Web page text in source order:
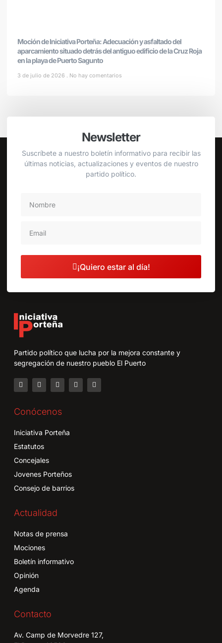
Moción de Iniciativa Porteña: Adecuación y asfaltado del
aparcamiento situado detrás del antiguo edificio de la Cruz Roja
en la playa de Puerto Sagunto
3 de julio de 2026 No hay comentarios
Newsletter
Suscríbete a nuestro boletín informativo para recibir las
últimas noticias, actualizaciones y eventos de nuestro
partido político.
¡Quiero estar al día!
Partido político que lucha por la mejora constante y
segregación de nuestro pueblo El Puerto
Conócenos
Iniciativa Porteña
Estatutos
Concejales
Jovenes Porteños
Consejo de barrios
Actualidad
Notas de prensa
Mociones
Boletín informativo
Opinión
Agenda
Contacto
Av. Camp de Morvedre 127,